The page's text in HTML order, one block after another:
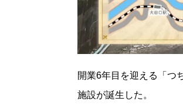
開業6年目を迎える「つ
施設が誕生した。